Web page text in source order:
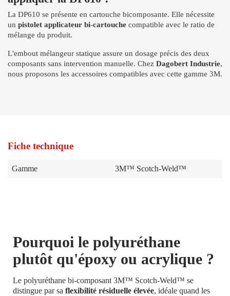
La DP610 se présente en cartouche bicomposante. Elle nécessite
un pistolet applicateur bi-cartouche compatible avec le ratio de
mélange du produit.
L'embout mélangeur statique assure un dosage précis des deux
composants sans intervention manuelle. Chez Dagobert Industrie,
nous proposons les accessoires compatibles avec cette gamme 3M.
Fiche technique
Gamme 3M™ Scotch-Weld™
Pourquoi le polyuréthane
plutôt qu'époxy ou acrylique ?
Le polyuréthane bi-composant 3M™ Scotch-Weld™ se
distingue par sa flexibilité résiduelle élevée, idéale quand les